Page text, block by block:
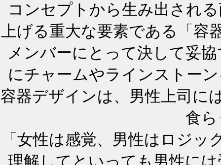
コンセプトから生み出され
上げる重大な要素である「
メンバーにとって決して妥
にチャームやラインストー
容器デザインは、男性上司に
食
「女性は感覚、男性はロジ
理解してといっても男性に